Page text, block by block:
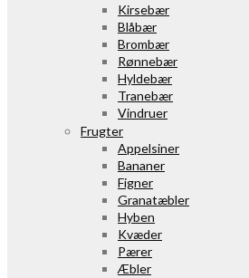
Kirsebær
Blåbær
Brombær
Rønnebær
Hyldebær
Tranebær
Vindruer
Frugter
Appelsiner
Bananer
Figner
Granatæbler
Hyben
Kvæder
Pærer
Æbler